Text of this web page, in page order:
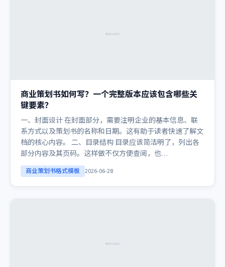
商业策划书如何写？一个完整版本应该包含哪些关
键要素？
一、封面设计 在封面部分，需要注明企业的基本信息、联
系方式以及策划书的名称和日期。这有助于读者快速了解文
档的核心内容。 二、目录结构 目录应该简洁明了，列出各
部分内容及其页码。这样做不仅方便查阅，也…
商业策划书格式模板 2026-06-28